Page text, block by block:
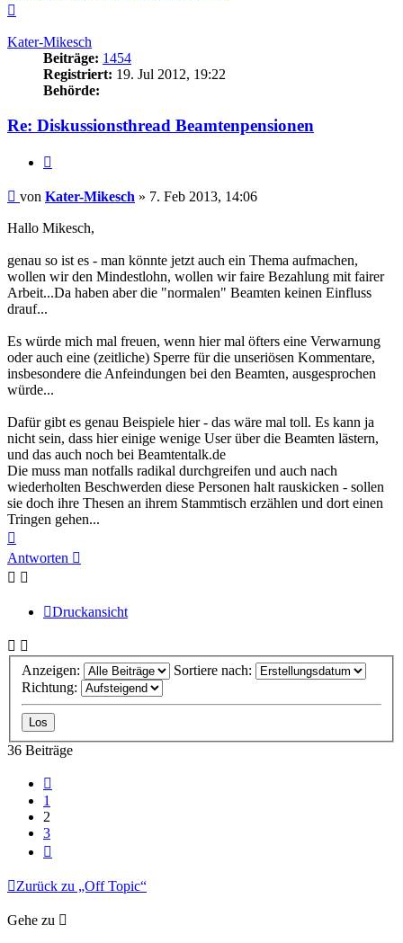
Kater-Mikesch
Beiträge: 1454
Registriert: 19. Jul 2012, 19:22
Behörde:
Re: Diskussionsthread Beamtenpensionen
Beitrag
von Kater-Mikesch » 7. Feb 2013, 14:06
Hallo Mikesch,
genau so ist es - man könnte jetzt auch ein Thema aufmachen,
wollen wir den Mindestlohn, wollen wir faire Bezahlung mit fairer
Arbeit...Da haben aber die "normalen" Beamten keinen Einfluss
drauf...
Es würde mich mal freuen, wenn hier mal öfters eine Verwarnung
oder auch eine (zeitliche) Sperre für die unseriösen Kommentare,
insbesondere die Anfeindungen bei den Beamten, ausgesprochen
würde...
Dafür gibt es genau Beispiele hier - das wäre mal toll. Es kann ja
nicht sein, dass hier einige wenige User über die Beamten lästern,
und das auch noch bei Beamtentalk.de
Die muss man notfalls radikal durchgreifen und auch nach
wiederholten Beschwerden diese Personen halt rauskicken - sollen
sie doch ihre Thesen an ihrem Stammtisch erzählen und dort einen
Tringen gehen...
oben
Antworten
Druckansicht
Anzeigen:
Sortiere nach:
Richtung:
36 Beiträge
1
2
3
Zurück zu „Off Topic“
Gehe zu